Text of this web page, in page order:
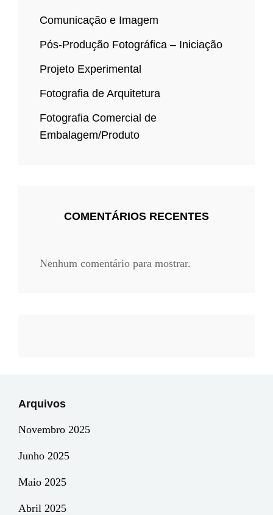
Comunicação e Imagem
Pós-Produção Fotográfica – Iniciação
Projeto Experimental
Fotografia de Arquitetura
Fotografia Comercial de
Embalagem/Produto
COMENTÁRIOS RECENTES
Nenhum comentário para mostrar.
Arquivos
Novembro 2025
Junho 2025
Maio 2025
Abril 2025